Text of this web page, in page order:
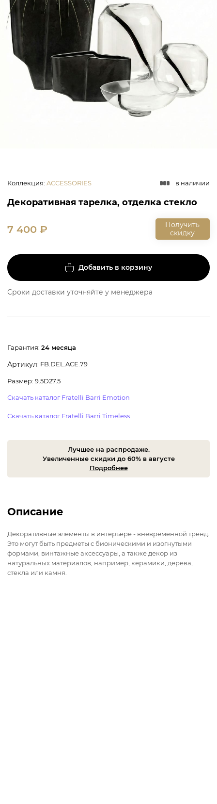
Коллекция: ACCESSORIES в наличии
Декоративная тарелка, отделка стекло
7 400 ₽
Получить
скидку
Добавить в корзину
Сроки доставки уточняйте у менеджера
Гарантия: 24 месяца
Артикул: FB.DEL.ACE.79
Размер: 9.5D27.5
Скачать каталог Fratelli Barri Emotion
Скачать каталог Fratelli Barri Timeless
Лучшее на распродаже.
Увеличенные скидки до 60% в августе
Подробнее
Описание
Декоративные элементы в интерьере - вневременной тренд.
Это могут быть предметы с бионическими и изогнутыми
формами, винтажные аксессуары, а также декор из
натуральных материалов, например, керамики, дерева,
стекла или камня.